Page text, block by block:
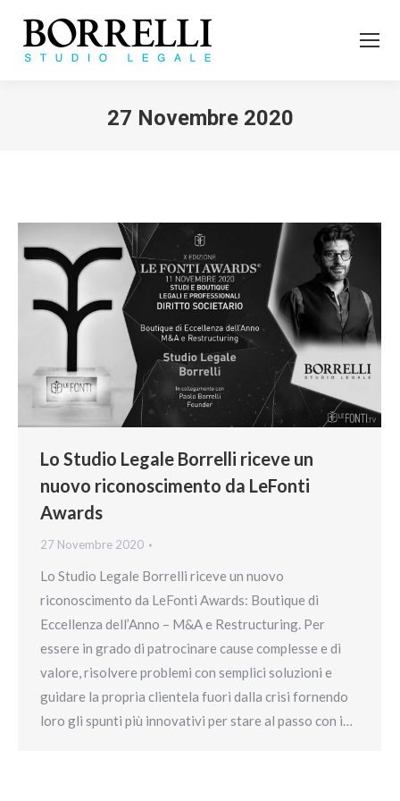
27 Novembre 2020
Lo Studio Legale Borrelli riceve un
nuovo riconoscimento da LeFonti
Awards
27 Novembre 2020
Lo Studio Legale Borrelli riceve un nuovo
riconoscimento da LeFonti Awards: Boutique di
Eccellenza dell’Anno – M&A e Restructuring. Per
essere in grado di patrocinare cause complesse e di
valore, risolvere problemi con semplici soluzioni e
guidare la propria clientela fuori dalla crisi fornendo
loro gli spunti più innovativi per stare al passo con i…